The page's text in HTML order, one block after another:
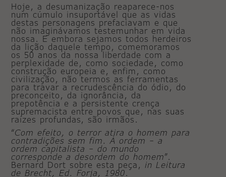
Hoje, a desumanização reaparece-nos
num cúmulo insuportável que as vidas
destas personagens prefaciavam e que
não imaginávamos testemunhar em vida
nossa. E embora sejamos todos herdeiros
da lição daquele tempo, comemoramos
os 50 anos da nossa liberdade com a
perplexidade de, como sociedade, como
construção europeia e, enfim, como
civilização, não termos as ferramentas
para travar a recrudescência do ódio, do
preconceito, da ignorância, da
prepotência e a persistente crença
supremacista entre povos que, nas suas
raízes profundas, são irmãos.
“Com efeito, o terror atira o homem para
contradições sem fim. À ordem – a
ordem capitalista – do mundo
corresponde a desordem do homem”.
Bernard Dort sobre esta peça,in Leitura
de Brecht, Ed. Forja, 1980.